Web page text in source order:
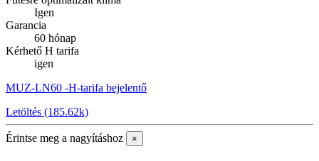
Igen
Garancia
60 hónap
Kérhető H tarifa
igen
MUZ-LN60 -H-tarifa bejelentő
Letöltés (185.62k)
Érintse meg a nagyításhoz ×